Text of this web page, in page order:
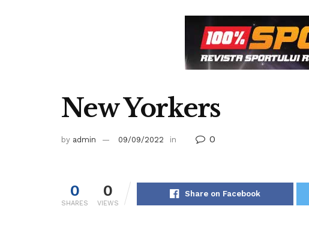
New Yorkers
by admin 09/09/2022 in 0
0
SHARES
0
VIEWS
Share on Facebook